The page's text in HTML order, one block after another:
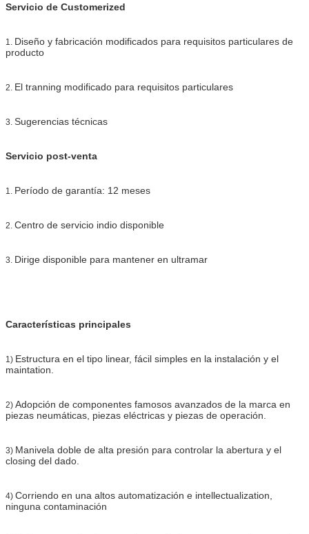
Servicio de Customerized
1. Diseño y fabricación modificados para requisitos particulares de
producto
2. El tranning modificado para requisitos particulares
3. Sugerencias técnicas
Servicio post-venta
1. Período de garantía: 12 meses
2. Centro de servicio indio disponible
3. Dirige disponible para mantener en ultramar
Características principales
1) Estructura en el tipo linear, fácil simples en la instalación y el
maintation.
2) Adopción de componentes famosos avanzados de la marca en
piezas neumáticas, piezas eléctricas y piezas de operación.
3) Manivela doble de alta presión para controlar la abertura y el
closing del dado.
4) Corriendo en una altos automatización e intellectualization,
ninguna contaminación